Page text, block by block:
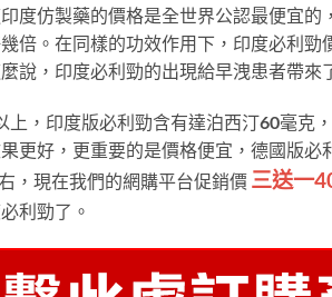
度仿製藥的價格是全世界公認最便宜的
倍。在同樣的功效作用下，印度必利勁
說，印度必利勁的出現給早洩患者帶來
上，印度版必利勁含有達泊西汀60毫克
更好，更重要的是價格便宜，德國版
，現在我們的網購平台促銷價 三送一
利勁了。